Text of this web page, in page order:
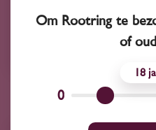
Om Rootring te
of
0
18